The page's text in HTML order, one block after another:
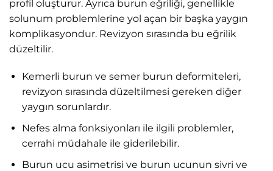
profil oluşturur. Ayrıca burun eğriliği, genellikle
solunum problemlerine yol açan bir başka yaygın
komplikasyondur. Revizyon sırasında bu eğrilik
düzeltilir.
Kemerli burun ve semer burun deformiteleri,
revizyon sırasında düzeltilmesi gereken diğer
yaygın sorunlardır.
Nefes alma fonksiyonları ile ilgili problemler,
cerrahi müdahale ile giderilebilir.
Burun ucu asimetrisi ve burun ucunun sivri ve